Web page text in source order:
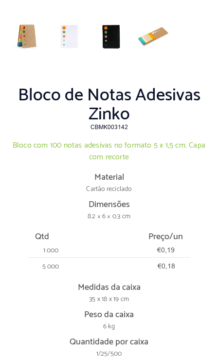
Bloco de Notas Adesivas
Zinko
CBMK003142
Bloco com 100 notas adesivas no formato 5 x 1,5 cm. Capa
com recorte
Material
Cartão reciclado
Dimensões
8.2 × 6 × 0.3 cm
Qtd Preço/un
1 000 €0,19
5 000 €0,18
Medidas da caixa
35 x 18 x 19 cm
Peso da caixa
6 kg
Quantidade por caixa
1/25/500